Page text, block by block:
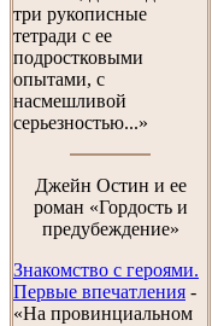
три рукописные
тетради с ее
подростковыми
опытами, с
насмешливой
серьезностью...»
Джейн Остин и ее
роман «Гордость и
предубеждение»
Знакомство с героями.
Первые впечатления -
«На провинциальном